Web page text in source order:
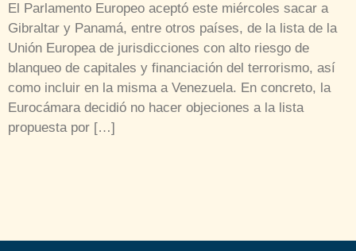
El Parlamento Europeo aceptó este miércoles sacar a
Gibraltar y Panamá, entre otros países, de la lista de la
Unión Europea de jurisdicciones con alto riesgo de
blanqueo de capitales y financiación del terrorismo, así
como incluir en la misma a Venezuela. En concreto, la
Eurocámara decidió no hacer objeciones a la lista
propuesta por […]